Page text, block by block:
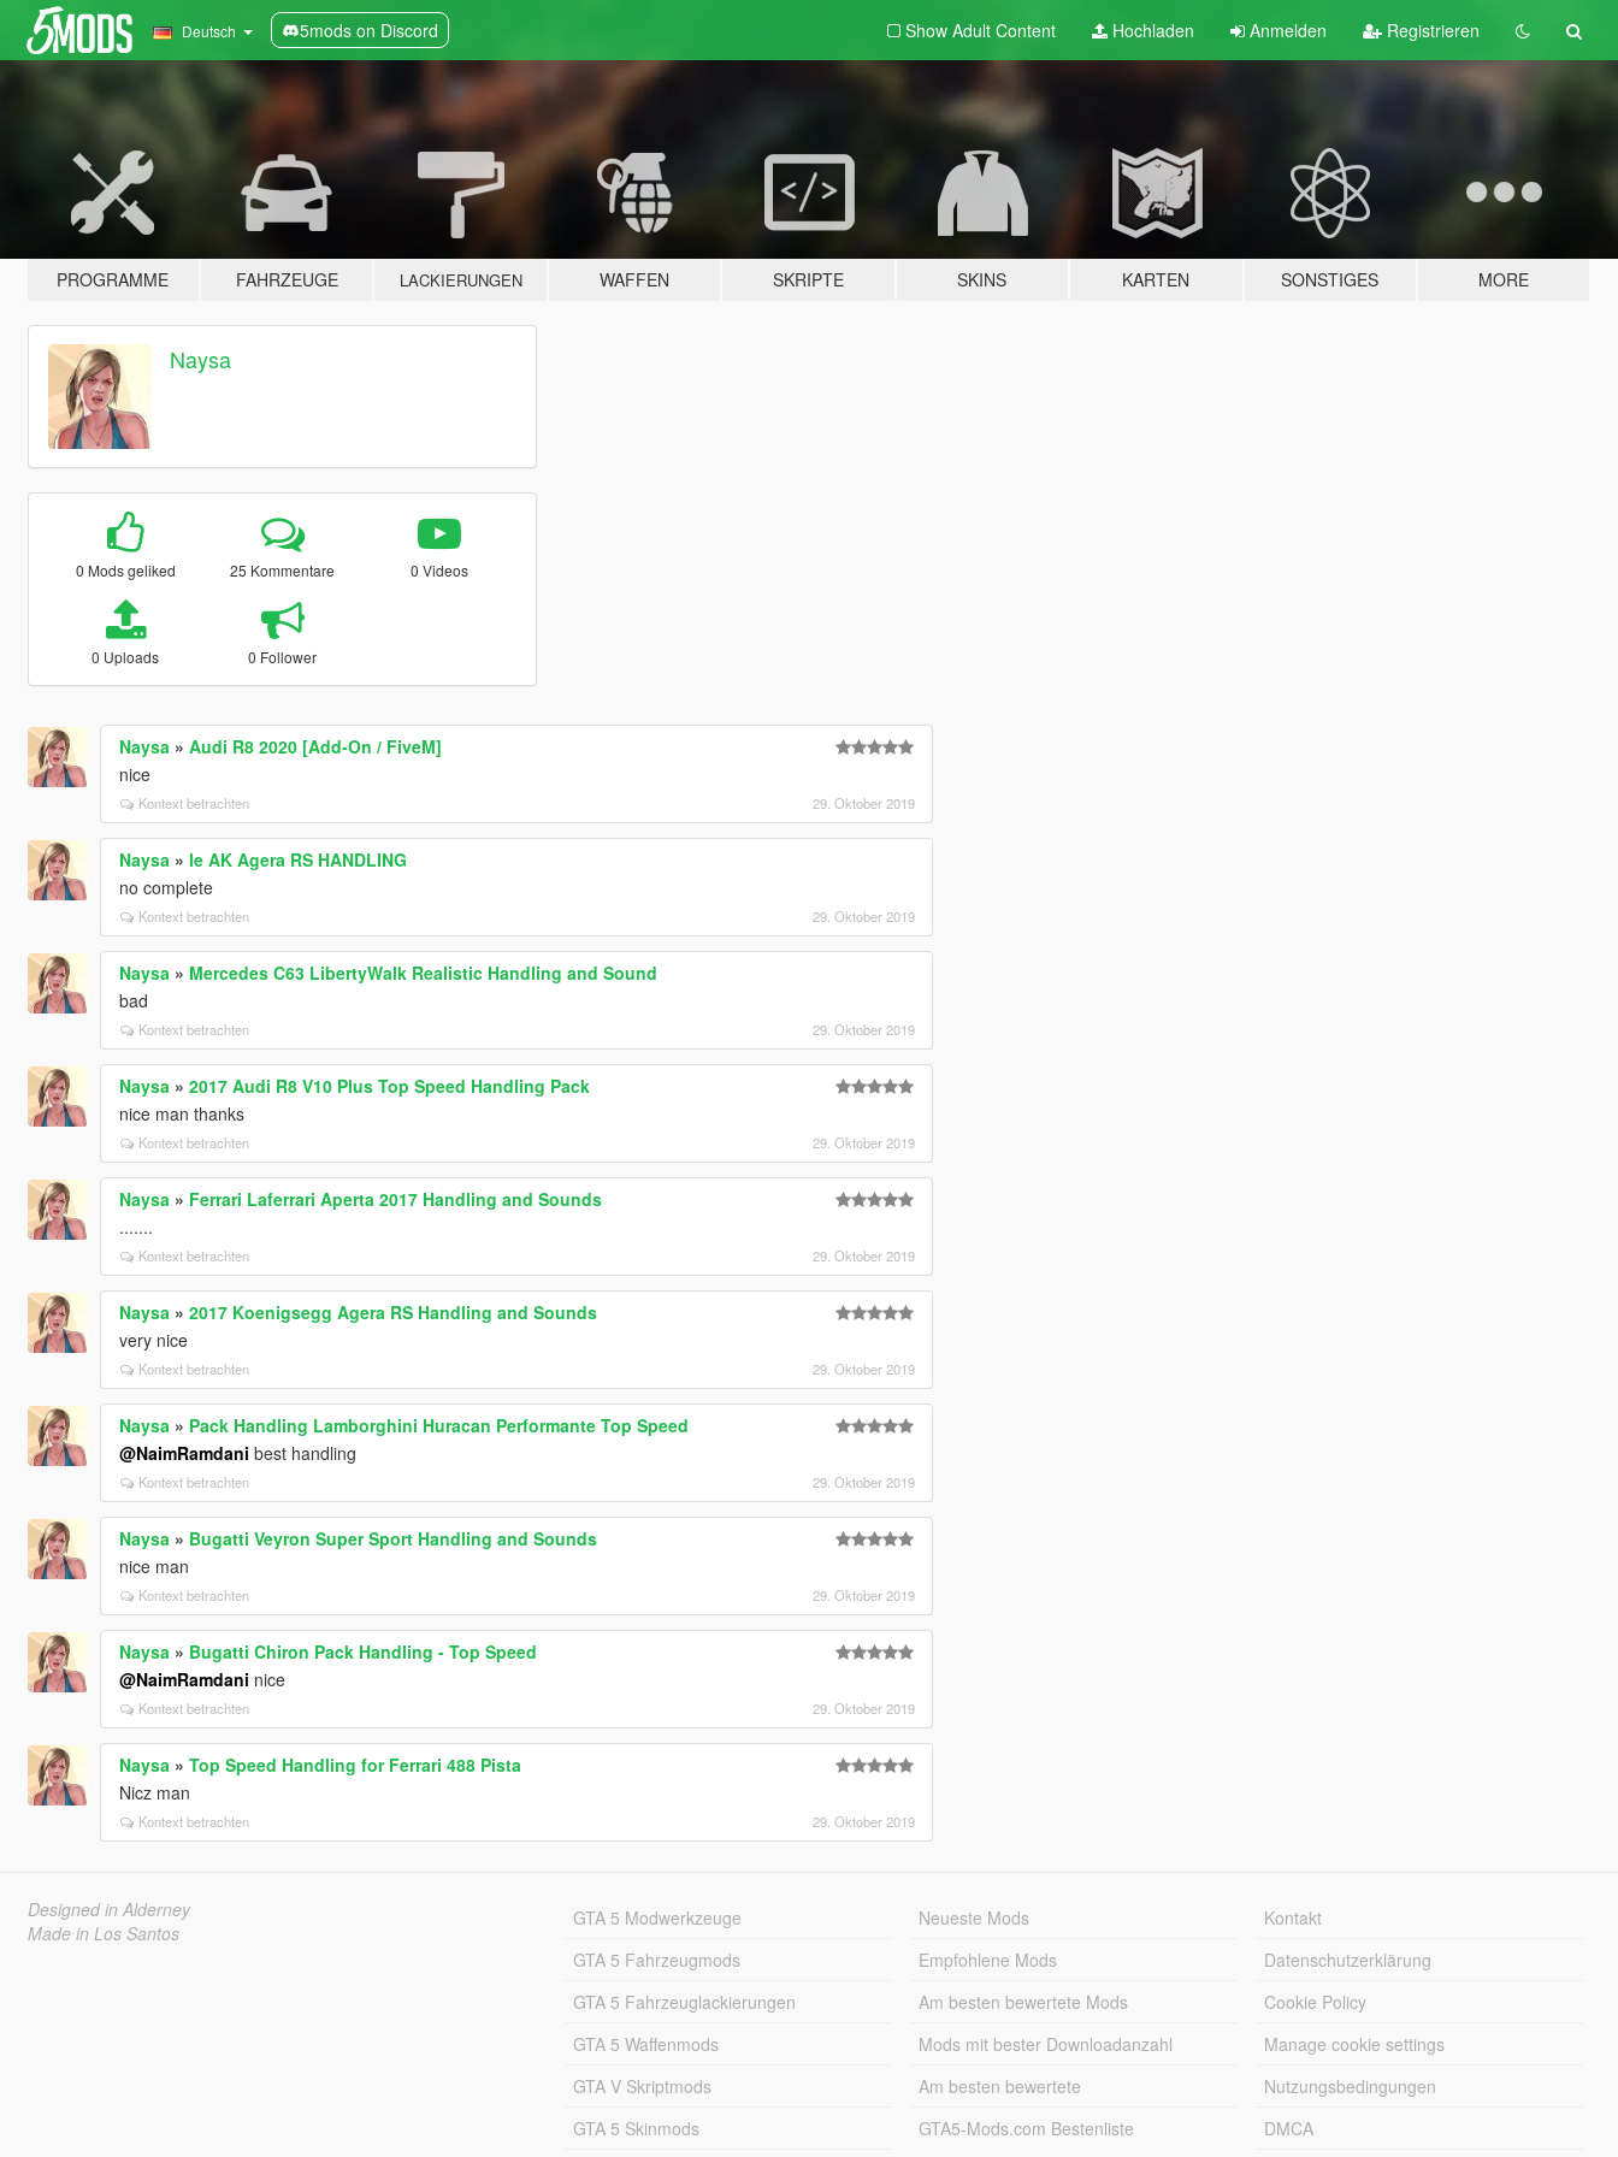
Deutsch 5mods on Discord Show Adult Content Hochladen Anmelden Registrieren
PROGRAMME FAHRZEUGE LACKIERUNGEN WAFFEN SKRIPTE SKINS KARTEN SONSTIGES MORE
Naysa
0 Mods geliked 25 Kommentare 0 Videos
0 Uploads 0 Follower
Naysa » Audi R8 2020 [Add-On / FiveM]
nice
Kontext betrachten 29. Oktober 2019
Naysa » le AK Agera RS HANDLING
no complete
Kontext betrachten 29. Oktober 2019
Naysa » Mercedes C63 LibertyWalk Realistic Handling and Sound
bad
Kontext betrachten 29. Oktober 2019
Naysa » 2017 Audi R8 V10 Plus Top Speed Handling Pack
nice man thanks
Kontext betrachten 29. Oktober 2019
Naysa » Ferrari Laferrari Aperta 2017 Handling and Sounds
.......
Kontext betrachten 29. Oktober 2019
Naysa » 2017 Koenigsegg Agera RS Handling and Sounds
very nice
Kontext betrachten 29. Oktober 2019
Naysa » Pack Handling Lamborghini Huracan Performante Top Speed
@NaimRamdani best handling
Kontext betrachten 29. Oktober 2019
Naysa » Bugatti Veyron Super Sport Handling and Sounds
nice man
Kontext betrachten 29. Oktober 2019
Naysa » Bugatti Chiron Pack Handling - Top Speed
@NaimRamdani nice
Kontext betrachten 29. Oktober 2019
Naysa » Top Speed Handling for Ferrari 488 Pista
Nicz man
Kontext betrachten 29. Oktober 2019
Designed in Alderney
Made in Los Santos
GTA 5 Modwerkzeuge
GTA 5 Fahrzeugmods
GTA 5 Fahrzeuglackierungen
GTA 5 Waffenmods
GTA V Skriptmods
GTA 5 Skinmods
Neueste Mods
Empfohlene Mods
Am besten bewertete Mods
Mods mit bester Downloadanzahl
Am besten bewertete
GTA5-Mods.com Bestenliste
Kontakt
Datenschutzerklärung
Cookie Policy
Manage cookie settings
Nutzungsbedingungen
DMCA